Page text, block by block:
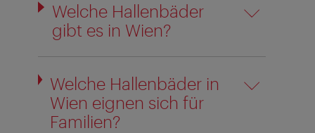
Welche Hallenbäder
gibt es in Wien?
Welche Hallenbäder in
Wien eignen sich für
Familien?